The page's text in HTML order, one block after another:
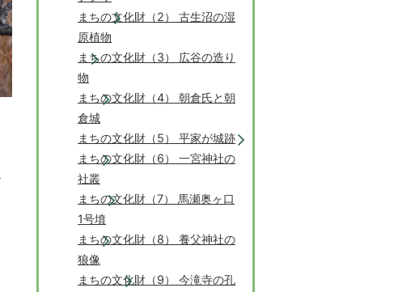
まちの文化財（2） 古生沼の湿
原植物
まちの文化財（3） 広谷の造り
物
まちの文化財（4） 朝倉氏と朝
倉城
まちの文化財（5） 平家が城跡
まちの文化財（6） 一宮神社の
社叢
まちの文化財（7） 馬瀬奥ヶ口
1号墳
まちの文化財（8） 養父神社の
狼像
まちの文化財（9） 今滝寺の孔